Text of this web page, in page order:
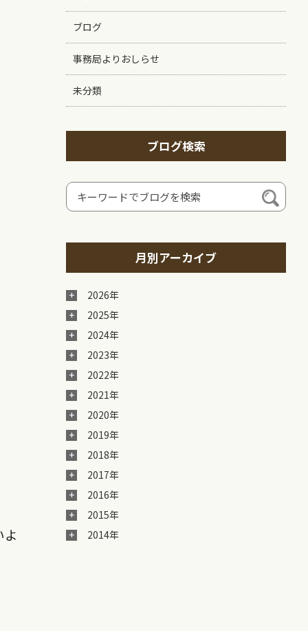
ブログ
事務局よりおしらせ
未分類
ブログ検索
月別アーカイブ
2026年
2025年
2024年
2023年
2022年
2021年
2020年
2019年
2018年
2017年
2016年
2015年
2014年